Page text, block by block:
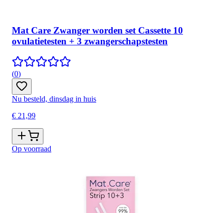
Mat Care Zwanger worden set Cassette 10
ovulatietesten + 3 zwangerschapstesten
(0)
Nu besteld, dinsdag in huis
€ 21,99
Op voorraad